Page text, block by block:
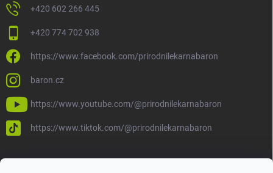
+420 602 266 445
+420 774 702 938
https://www.facebook.com/prirodnilekarnabaron
baron.cz
https://www.youtube.com/@prirodnilekarnabaron
https://www.tiktok.com/@prirodnilekarnabaron